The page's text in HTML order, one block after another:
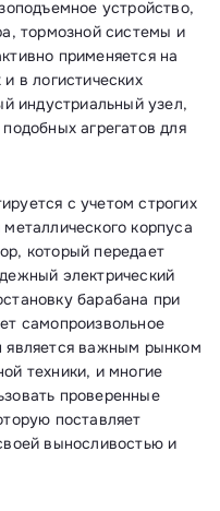
устройство,
тормозной системы и
применяется на
в логистических
индустриальный узел,
агрегатов для
с учетом строгих
корпуса
который передает
электрический
барабана при
самопроизвольное
является важным рынком
техники, и многие
проверенные
поставляет
выносливостью и